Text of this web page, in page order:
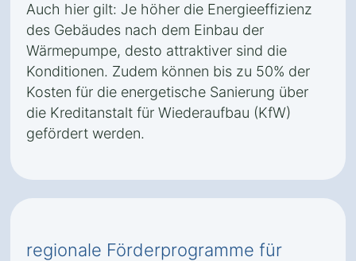
Auch hier gilt: Je höher die Energieeffizienz
des Gebäudes nach dem Einbau der
Wärmepumpe, desto attraktiver sind die
Konditionen. Zudem können bis zu 50% der
Kosten für die energetische Sanierung über
die Kreditanstalt für Wiederaufbau (KfW)
gefördert werden.
regionale Förderprogramme für